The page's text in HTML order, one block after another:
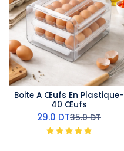
Boite A Œufs En Plastique-
40 Œufs
29.0 DT35.0DT